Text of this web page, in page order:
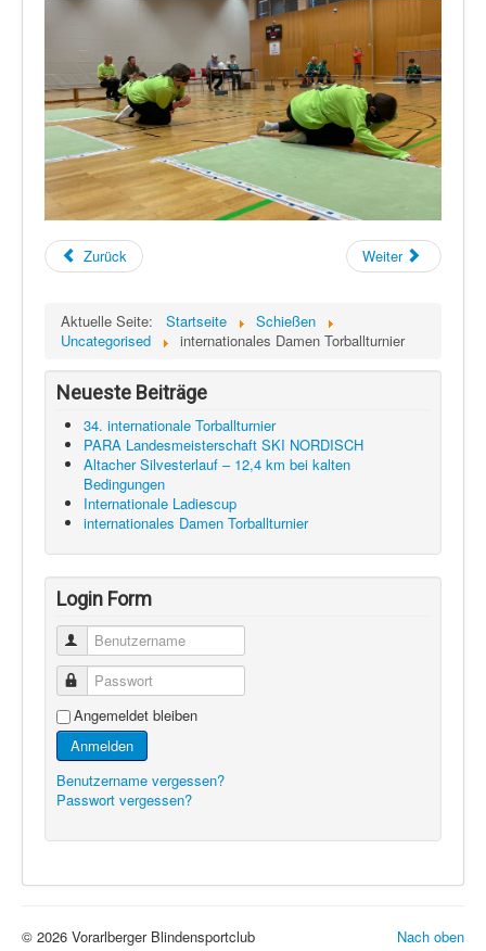
Zurück Weiter
Aktuelle Seite: Startseite
Schießen
Uncategorised
internationales Damen Torballturnier
Neueste Beiträge
34. internationale Torballturnier
PARA Landesmeisterschaft SKI NORDISCH
Altacher Silvesterlauf – 12,4 km bei kalten
Bedingungen
Internationale Ladiescup
internationales Damen Torballturnier
Login Form
Benutzername
Passwort
Angemeldet bleiben
Anmelden
Benutzername vergessen?
Passwort vergessen?
Nach oben
© 2026 Vorarlberger Blindensportclub